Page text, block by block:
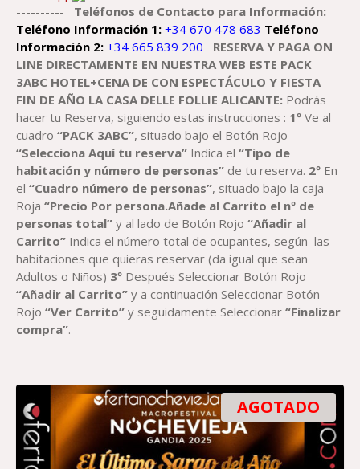
----------
Teléfonos de Contacto para Información:
Teléfono Información 1:+34 670 478 683 Teléfono
Información 2: +34 665 839 200
RESERVA Y PAGA ON
LINE DIRECTAMENTE EN NUESTRA WEB ESTE PACK
3ABC HOTEL+CENA DE CON ESPECTÁCULOY FIESTA
FIN DE AÑO LA CASA DELLE FOLLIE ALICANTE: Podrás
hacer tu Reserva, siguiendo estas instrucciones : 1ºVe al
cuadro“PACK 3ABC”, situado bajo el Botón Rojo
“Selecciona Aquí tu reserva” Indica el“Tipo de
habitación y número de personas” de tu reserva. 2º En
el“Cuadro número de personas”, situado bajo la caja
Roja“Precio Por persona.Añade al Carrito el nº de
personas total”y al lado de Botón Rojo“Añadir al
Carrito” Indica el número total de ocupantes, según las
habitaciones que quieras reservar (da igual que sean
Adultos o Niños) 3º Después Seleccionar Botón Rojo
“Añadir al Carrito” y a continuación Seleccionar Botón
Rojo“Ver Carrito”y seguidamente Seleccionar“Finalizar
compra”.
AGOTADO